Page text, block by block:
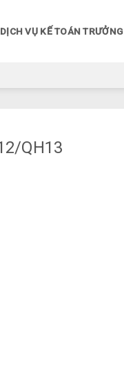
DỊCH VỤ KẾ TOÁN TRƯỞNG
QH13